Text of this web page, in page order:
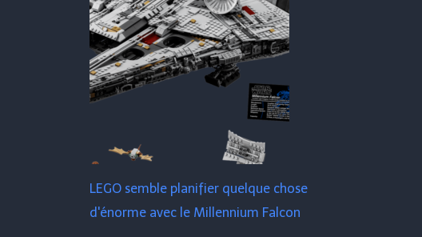
LEGO semble planifier quelque chose
d'énorme avec le Millennium Falcon